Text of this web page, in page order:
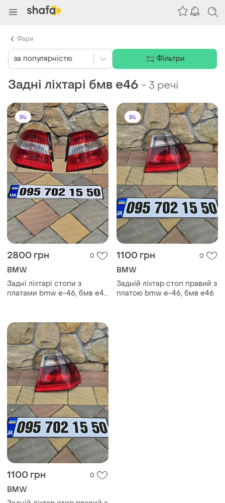
Задні ліхтарі бмв е46 - 3 речі
2800 грн 0
BMW
Задні ліхтарі стопи з
платами bmw e-46, бмв е46
1100 грн 0
BMW
Задній ліхтар стоп правий з
платою bmw e-46, бмв е46
1100 грн 0
BMW
за популярністю Фільтри
Фари